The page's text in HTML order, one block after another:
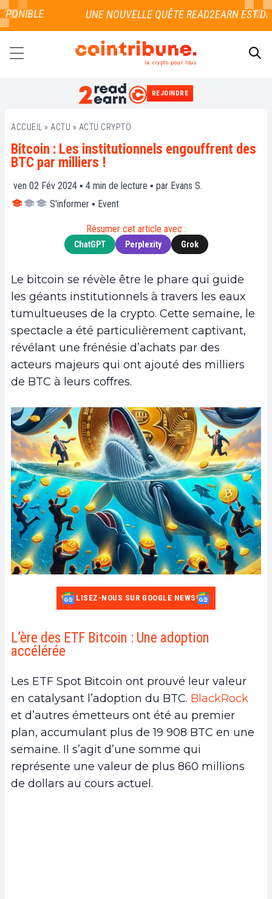
la crypto pour tous
REJOINDRE
ACCUEIL » ACTU » ACTU CRYPTO
Bitcoin : Les institutionnels engouffrent des
BTC par milliers !
ven 02 Fév 2024 ▪ 4 min de lecture ▪ par Evans S.
S'informer ▪ Event
Résumer cet article avec :
ChatGPT Perplexity Grok
Le bitcoin se révèle être le phare qui guide
les géants institutionnels à travers les eaux
tumultueuses de la crypto. Cette semaine, le
spectacle a été particulièrement captivant,
révélant une frénésie d’achats par des
acteurs majeurs qui ont ajouté des milliers
de BTC à leurs coffres.
LISEZ-NOUS SUR GOOGLE NEWS
L’ère des ETF Bitcoin : Une adoption
accélérée
Les ETF Spot Bitcoin ont prouvé leur valeur
en catalysant l’adoption du BTC. BlackRock
et d’autres émetteurs ont été au premier
plan, accumulant plus de 19 908 BTC en une
semaine. Il s’agit d’une somme qui
représente une valeur de plus 860 millions
de dollars au cours actuel.